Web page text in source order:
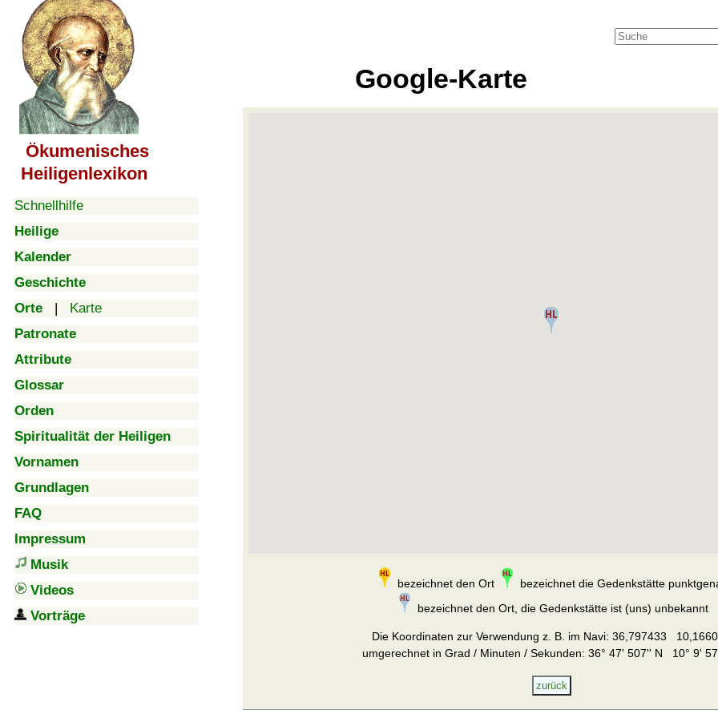
Ökumenisches
Heiligenlexikon
Schnellhilfe
Heilige
Kalender
Geschichte
Orte | Karte
Patronate
Attribute
Glossar
Orden
Spiritualität der Heiligen
Vornamen
Grundlagen
FAQ
Impressum
Musik
Videos
Vorträge
Google-Karte
bezeichnet den Ort
bezeichnet die Gedenkstätte
bezeichnet den Ort, die Gedenkstätte ist (uns) unbekannt
Die Koordinaten zur Verwendung z. B. im Navi: 36,797433
umgerechnet in Grad / Minuten / Sekunden: 36° 47' 507'' N 10° 9'